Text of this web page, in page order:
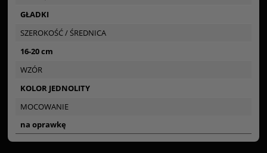
GŁADKI
SZEROKOŚĆ / ŚREDNICA
16-20 cm
WZÓR
KOLOR JEDNOLITY
MOCOWANIE
na oprawkę